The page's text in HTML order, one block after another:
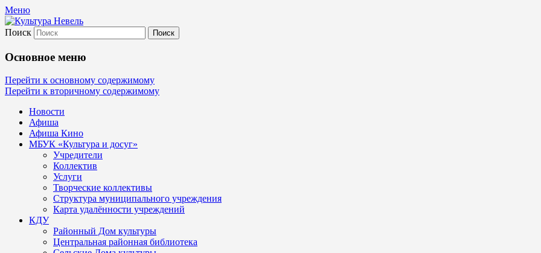
Меню
Культура Невель
МБУК Невельского района "Культура и досуг"
Поиск
Основное меню
Перейти к основному содержимому
Перейти к вторичному содержимому
Новости
Афиша
Афиша Кино
МБУК «Культура и досуг»
Учредители
Коллектив
Услуги
Творческие коллективы
Структура муниципального учреждения
Карта удалённости учреждений
КДУ
Районный Дом культуры
Центральная районная библиотека